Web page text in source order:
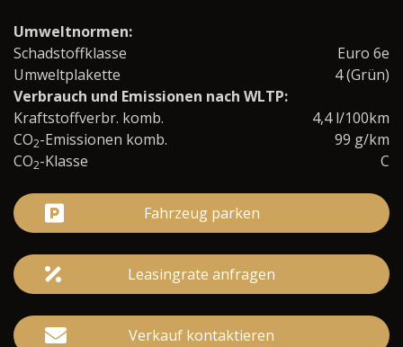
Umweltnormen:
Schadstoffklasse
Euro 6e
Umweltplakette
4 (Grün)
Verbrauch und Emissionen nach WLTP:
Kraftstoffverbr. komb.
4,4 l/100km
CO2-Emissionen komb.
99 g/km
CO2-Klasse C
Fahrzeug parken
Leasingrate anfragen
Verkauf kontaktieren